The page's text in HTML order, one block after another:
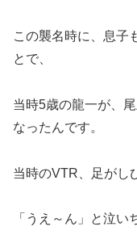
この襲名時に、息子
とで、
当時5歳の龍一が、
なったんです。
当時のVTR、足がし
「うえ～ん」と泣